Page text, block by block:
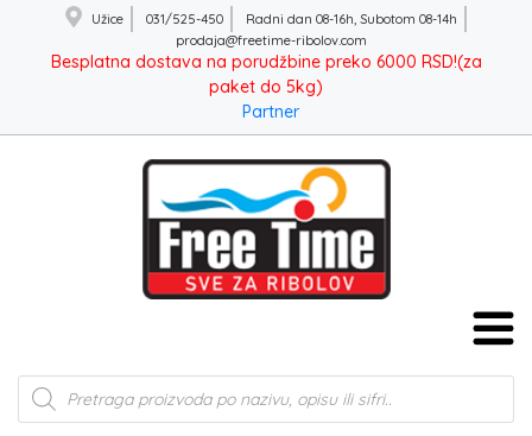
Užice 031/525-450
Radni dan 08-16h, Subotom 08-14h
prodaja@freetime-ribolov.com
Besplatna dostava na porudžbine preko 6000 RSD!(za
paket do 5kg)
Partner
Products
search